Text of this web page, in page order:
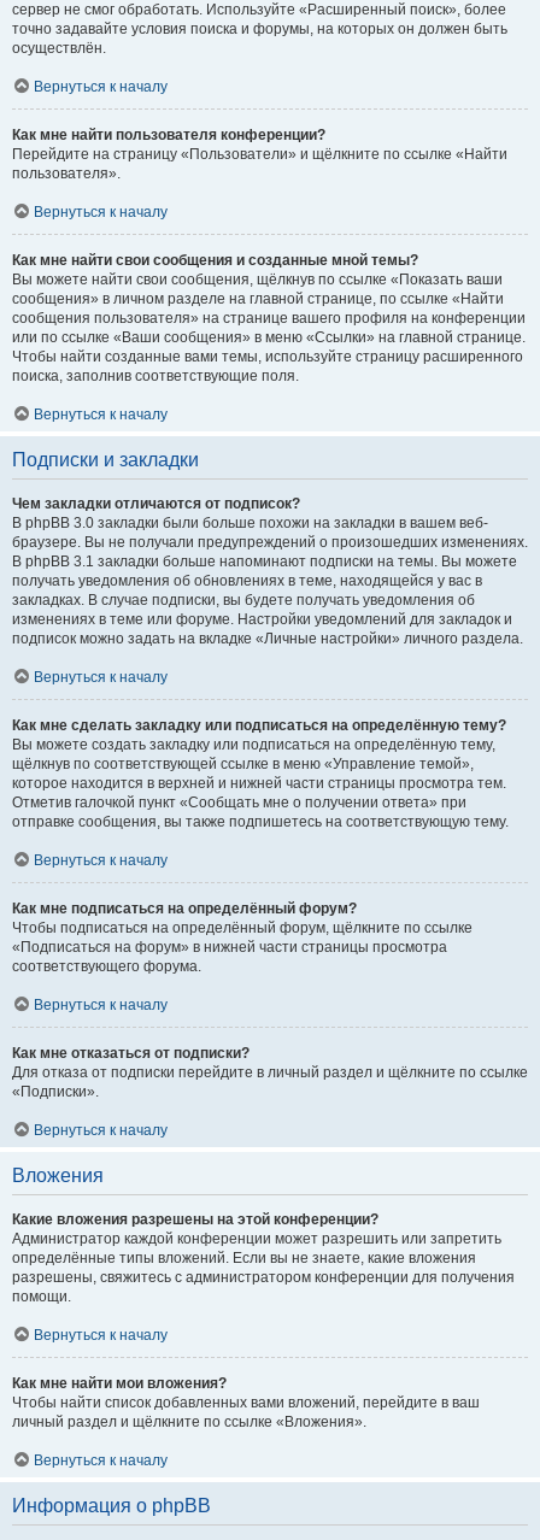
сервер не смог обработать. Используйте «Расширенный поиск», более
точно задавайте условия поиска и форумы, на которых он должен быть
осуществлён.
Вернуться к началу
Как мне найти пользователя конференции?
Перейдите на страницу «Пользователи» и щёлкните по ссылке «Найти
пользователя».
Вернуться к началу
Как мне найти свои сообщения и созданные мной темы?
Вы можете найти свои сообщения, щёлкнув по ссылке «Показать ваши
сообщения» в личном разделе на главной странице, по ссылке «Найти
сообщения пользователя» на странице вашего профиля на конференции
или по ссылке «Ваши сообщения» в меню «Ссылки» на главной странице.
Чтобы найти созданные вами темы, используйте страницу расширенного
поиска, заполнив соответствующие поля.
Вернуться к началу
Подписки и закладки
Чем закладки отличаются от подписок?
В phpBB 3.0 закладки были больше похожи на закладки в вашем веб-
браузере. Вы не получали предупреждений о произошедших изменениях.
В phpBB 3.1 закладки больше напоминают подписки на темы. Вы можете
получать уведомления об обновлениях в теме, находящейся у вас в
закладках. В случае подписки, вы будете получать уведомления об
изменениях в теме или форуме. Настройки уведомлений для закладок и
подписок можно задать на вкладке «Личные настройки» личного раздела.
Вернуться к началу
Как мне сделать закладку или подписаться на определённую тему?
Вы можете создать закладку или подписаться на определённую тему,
щёлкнув по соответствующей ссылке в меню «Управление темой»,
которое находится в верхней и нижней части страницы просмотра тем.
Отметив галочкой пункт «Сообщать мне о получении ответа» при
отправке сообщения, вы также подпишетесь на соответствующую тему.
Вернуться к началу
Как мне подписаться на определённый форум?
Чтобы подписаться на определённый форум, щёлкните по ссылке
«Подписаться на форум» в нижней части страницы просмотра
соответствующего форума.
Вернуться к началу
Как мне отказаться от подписки?
Для отказа от подписки перейдите в личный раздел и щёлкните по ссылке
«Подписки».
Вернуться к началу
Вложения
Какие вложения разрешены на этой конференции?
Администратор каждой конференции может разрешить или запретить
определённые типы вложений. Если вы не знаете, какие вложения
разрешены, свяжитесь с администратором конференции для получения
помощи.
Вернуться к началу
Как мне найти мои вложения?
Чтобы найти список добавленных вами вложений, перейдите в ваш
личный раздел и щёлкните по ссылке «Вложения».
Вернуться к началу
Информация о phpBB